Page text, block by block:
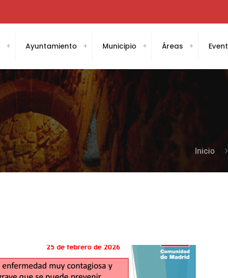
Ayuntamiento Municipio Áreas
Inicio